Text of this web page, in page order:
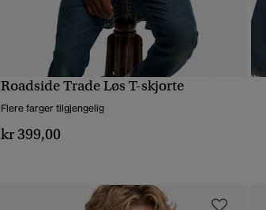
HURTIGVISNING
Roadside Trade Løs T-skjorte
Flere farger tilgjengelig
kr 399,00